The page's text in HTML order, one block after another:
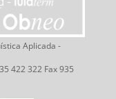
Aplicada -
422 322 Fax 935